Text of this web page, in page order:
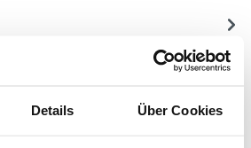
Details Über Cookies
Frage zum Artikel